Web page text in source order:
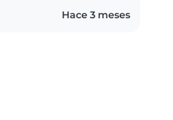
Hace 3 meses